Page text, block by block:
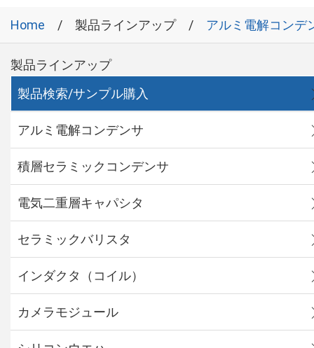
Home 製品ラインアップ アルミ電解コンデ
製品ラインアップ
製品検索/サンプル購入
アルミ電解コンデンサ
積層セラミックコンデンサ
電気二重層キャパシタ
セラミックバリスタ
インダクタ（コイル）
カメラモジュール